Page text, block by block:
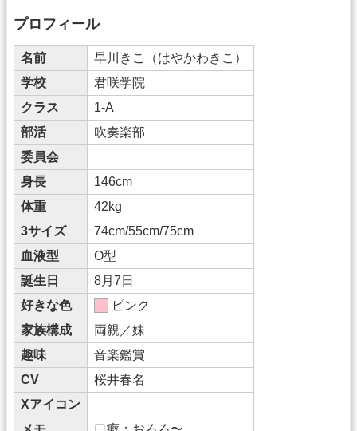
プロフィール
名前
早川きこ（はやかわきこ）
学校
君咲学院
クラス
1-A
部活
吹奏楽部
委員会
身長
146cm
体重
42kg
3サイズ
74cm/55cm/75cm
血液型
O型
誕生日
8月7日
好きな色
ピンク
家族構成
両親／妹
趣味
音楽鑑賞
CV
桜井春名
Xアイコン